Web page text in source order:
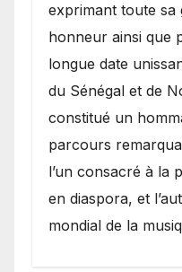
exprimant toute
honneur ainsi que
longue date
du Sénégal et de
constitué un
parcours
l’un consacré à la
en diaspora, et
mondial de la